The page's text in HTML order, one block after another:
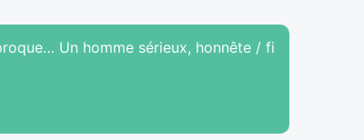
Un homme sérieux, honnête / fi